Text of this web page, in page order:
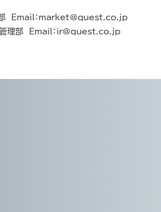
部 Email：market@quest.co.jp
管理部 Email：ir@quest.co.jp